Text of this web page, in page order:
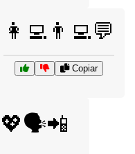
👩‍💻👨‍💻💬
Copiar
💖🗣️📲